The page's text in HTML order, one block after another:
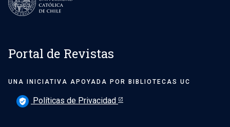
Portal de Revistas
UNA INICIATIVA APOYADA POR BIBLIOTECAS UC
verified_user Políticas de Privacidad